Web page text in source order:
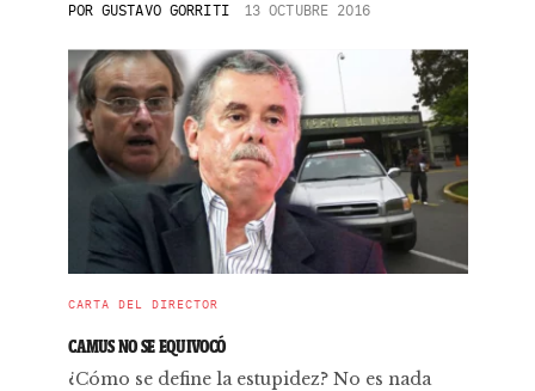
POR GUSTAVO GORRITI 13 OCTUBRE 2016
CARTA DEL DIRECTOR
CAMUS NO SE EQUIVOCÓ
¿Cómo se define la estupidez? No es nada